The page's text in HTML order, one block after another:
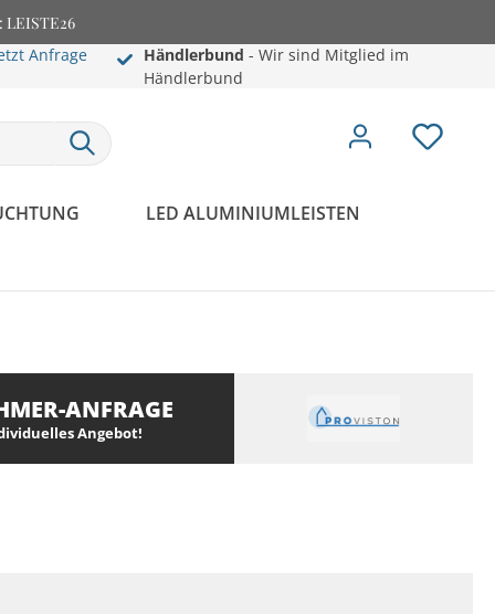
LEISTE26
Anfrage
Händlerbund - Wir sind Mitglied im
Händlerbund
LED ALUMINIUMLEISTEN
ANFRAGE
Angebot!